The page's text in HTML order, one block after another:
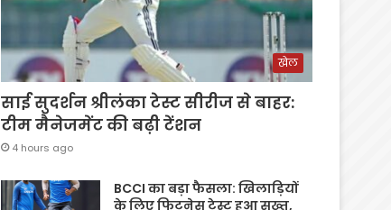
खेल
साई सुदर्शन श्रीलंका टेस्ट सीरीज से बाहर:
टीम मैनेजमेंट की बढ़ी टेंशन
4 hours ago
BCCI का बड़ा फैसला: खिलाड़ियों
के लिए फिटनेस टेस्ट हुआ सख्त,